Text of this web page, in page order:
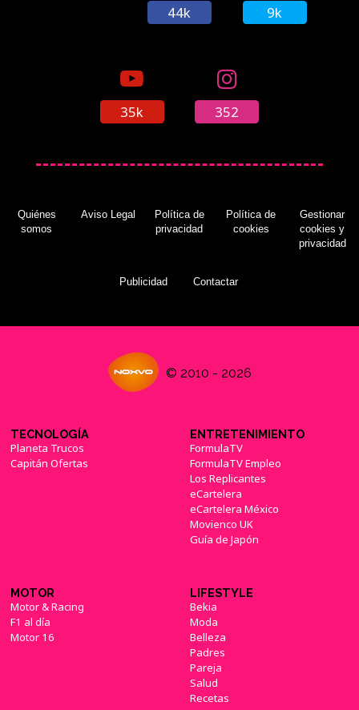
44k 9k
35k 352
Quiénes
somos
Aviso Legal
Política de
privacidad
Política de
cookies
Gestionar
cookies y
privacidad
Publicidad Contactar
© 2010 - 2026
TECNOLOGÍA
Planeta Trucos
Capitán Ofertas
ENTRETENIMIENTO
FormulaTV
FormulaTV Empleo
Los Replicantes
eCartelera
eCartelera México
Movienco UK
Guía de Japón
MOTOR
Motor & Racing
F1 al día
Motor 16
LIFESTYLE
Bekia
Moda
Belleza
Padres
Pareja
Salud
Recetas